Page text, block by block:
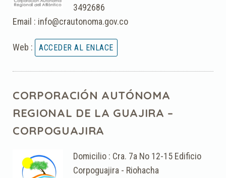
3492686
Email : info@crautonoma.gov.co
Web :
CORPORACIÓN AUTÓNOMA
REGIONAL DE LA GUAJIRA –
CORPOGUAJIRA
Domicilio : Cra. 7a No 12-15 Edificio
Corpoguajira - Riohacha